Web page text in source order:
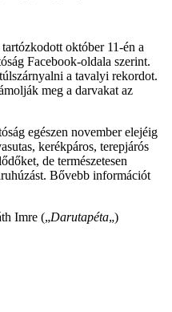
október 11-én a
Facebook-oldala szerint.
a tavalyi rekordot.
meg a darvakat az
egészen november elejéig
kerékpáros, terepjárós
de természetesen
Bővebb információt
Imre („Darutapéta„)